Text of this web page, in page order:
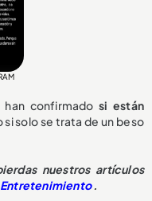
han confirmadosi están
si solo se trata de un beso
nuestros artículos
Entretenimiento.